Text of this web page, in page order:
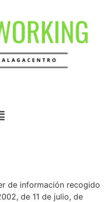
de información recogido
de 11 de julio, de